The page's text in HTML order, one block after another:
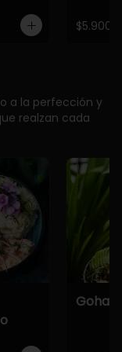
$5.900
a la perfección y
realzan cada
Gohan